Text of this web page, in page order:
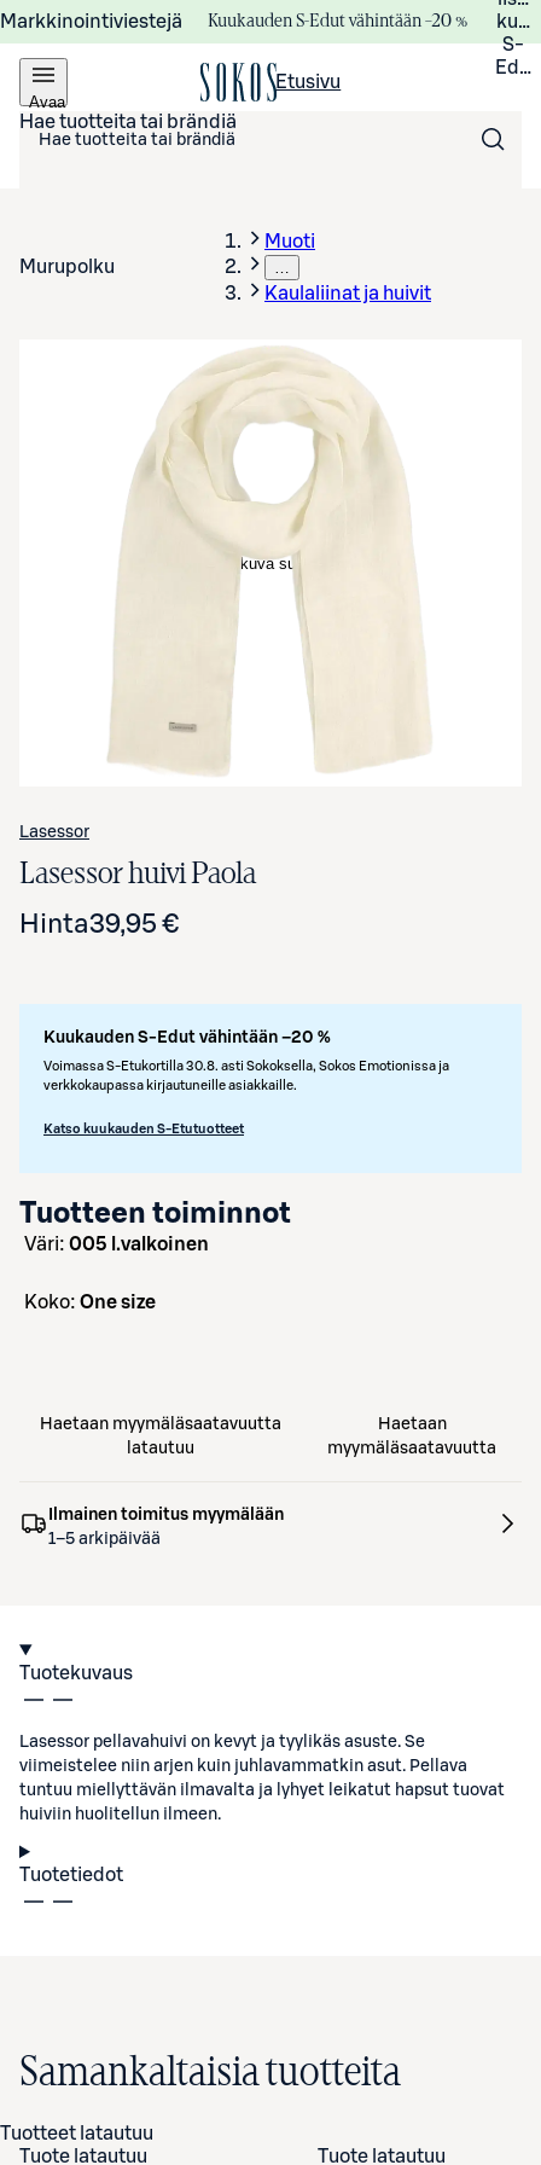
Markkinointiviestejä Kuukauden S-Edut vähintään –20 %
S-
Avaa
valikko
Etusivu
Hae tuotteita tai brändiä
Murupolku
Muoti
…
Kaulaliinat ja huivit
Avaa tuotekuva suurennettuna
Lasessor
Lasessor huivi Paola
Hinta39,95 €
Kuukauden S-Edut vähintään –20 %
Voimassa S-Etukortilla 30.8. asti Sokoksella, Sokos Emotionissa ja
verkkokaupassa kirjautuneille asiakkaille.
Katso kuukauden S-Etutuotteet
Tuotteen toiminnot
väri: 005 l.valkoinen
koko: One size
Haetaan myymäläsaatavuutta
latautuu
Haetaan
myymäläsaatavuutta
Ilmainen toimitus myymälään
1–5 arkipäivää
Tuotekuvaus
Lasessor pellavahuivi on kevyt ja tyylikäs asuste. Se
viimeistelee niin arjen kuin juhlavammatkin asut. Pellava
tuntuu miellyttävän ilmavalta ja lyhyet leikatut hapsut tuovat
huiviin huolitellun ilmeen.
Tuotetiedot
Samankaltaisia tuotteita
Tuotteet latautuu
Tuote latautuu
Tuote latautuu